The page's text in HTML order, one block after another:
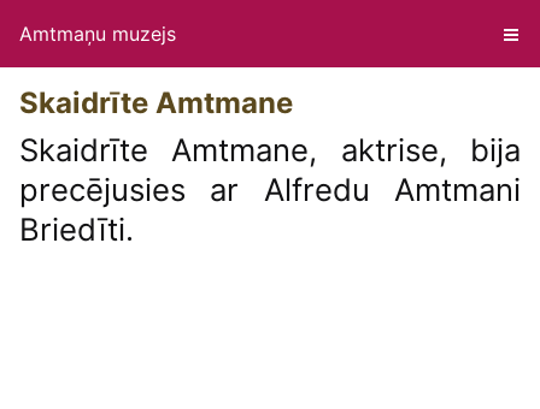
Amtmaņu muzejs
Skaidrīte Amtmane
Skaidrīte Amtmane, aktrise, bija
precējusies ar Alfredu Amtmani
Briedīti.